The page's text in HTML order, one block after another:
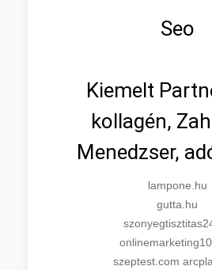
Seo
Kiemelt
kollagén,
Menedzser,
lampone.hu
gutta.hu
szeptest.com